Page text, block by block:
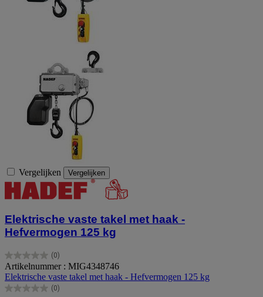
Vergelijken Vergelijken
Elektrische vaste takel met haak -
Hefvermogen 125 kg
(0)
0.0
van
de
5
Artikelnummer : MIG4348746
Elektrische vaste takel met haak - Hefvermogen 125 kg
(0)
0.0